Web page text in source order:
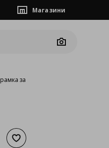
Магазини
Camera
рамка за чекмедже
Добави към списъка с